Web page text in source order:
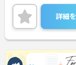
詳細